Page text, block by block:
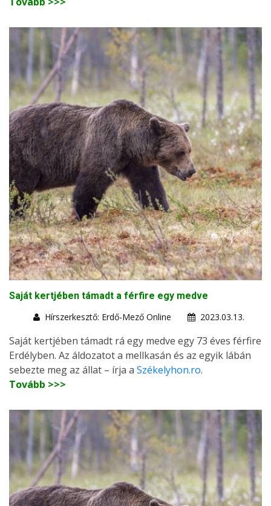
Saját kertjében támadt a férfire egy medve
Hírszerkesztő: Erdő-Mező Online
2023.03.13.
Saját kertjében támadt rá egy medve egy 73 éves férfire
Erdélyben. Az áldozatot a mellkasán és az egyik lábán
sebezte meg az állat – írja a Székelyhon.ro.
Tovább >>>